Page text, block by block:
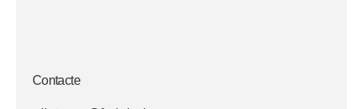
Contacte